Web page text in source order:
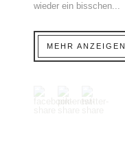
wieder ein bisschen...
MEHR ANZEIGEN